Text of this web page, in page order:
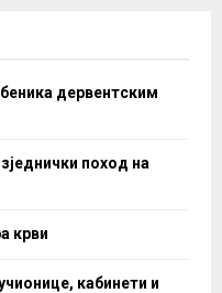
дервентским
поход на
крви
кабинети и